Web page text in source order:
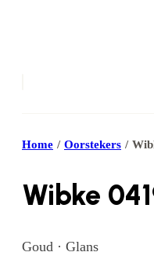
Home / Oorstekers /
Wibke
Goud · Glans